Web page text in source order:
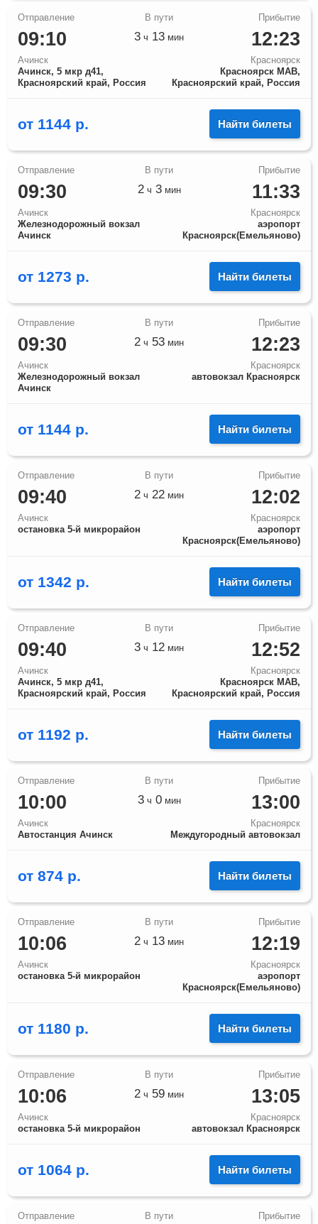
09:10
Ачинск
Ачинск, 5 мкр д41,
Красноярский край, Россия
12:23
Красноярск
Красноярск МАВ,
Красноярский край, Россия
3 ч 13 мин
от 1144 р. Найти билеты
09:30
Ачинск
Железнодорожный вокзал
Ачинск
11:33
Красноярск
аэропорт
Красноярск(Емельяново)
2ч 3мин
от 1273 р. Найти билеты
09:30
Ачинск
Железнодорожный вокзал
Ачинск
12:23
Красноярск
автовокзал Красноярск
2 ч 53 мин
от 1144 р. Найти билеты
09:40
Ачинск
остановка 5-й микрорайон
12:02
Красноярск
аэропорт
Красноярск(Емельяново)
2 ч 22 мин
от 1342 р. Найти билеты
09:40
Ачинск
Ачинск, 5 мкр д41,
Красноярский край, Россия
12:52
Красноярск
Красноярск МАВ,
Красноярский край, Россия
3 ч 12 мин
от 1192 р. Найти билеты
10:00
Ачинск
Автостанция Ачинск
13:00
Красноярск
Междугородный автовокзал
3ч 0мин
от 874 р. Найти билеты
10:06
Ачинск
остановка 5-й микрорайон
12:19
Красноярск
аэропорт
Красноярск(Емельяново)
2 ч 13 мин
от 1180 р. Найти билеты
10:06
Ачинск
остановка 5-й микрорайон
13:05
Красноярск
автовокзал Красноярск
2 ч 59 мин
от 1064 р. Найти билеты